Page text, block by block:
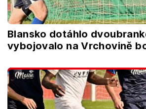
Blansko dotáhlo
vybojovalo na Vrchovině